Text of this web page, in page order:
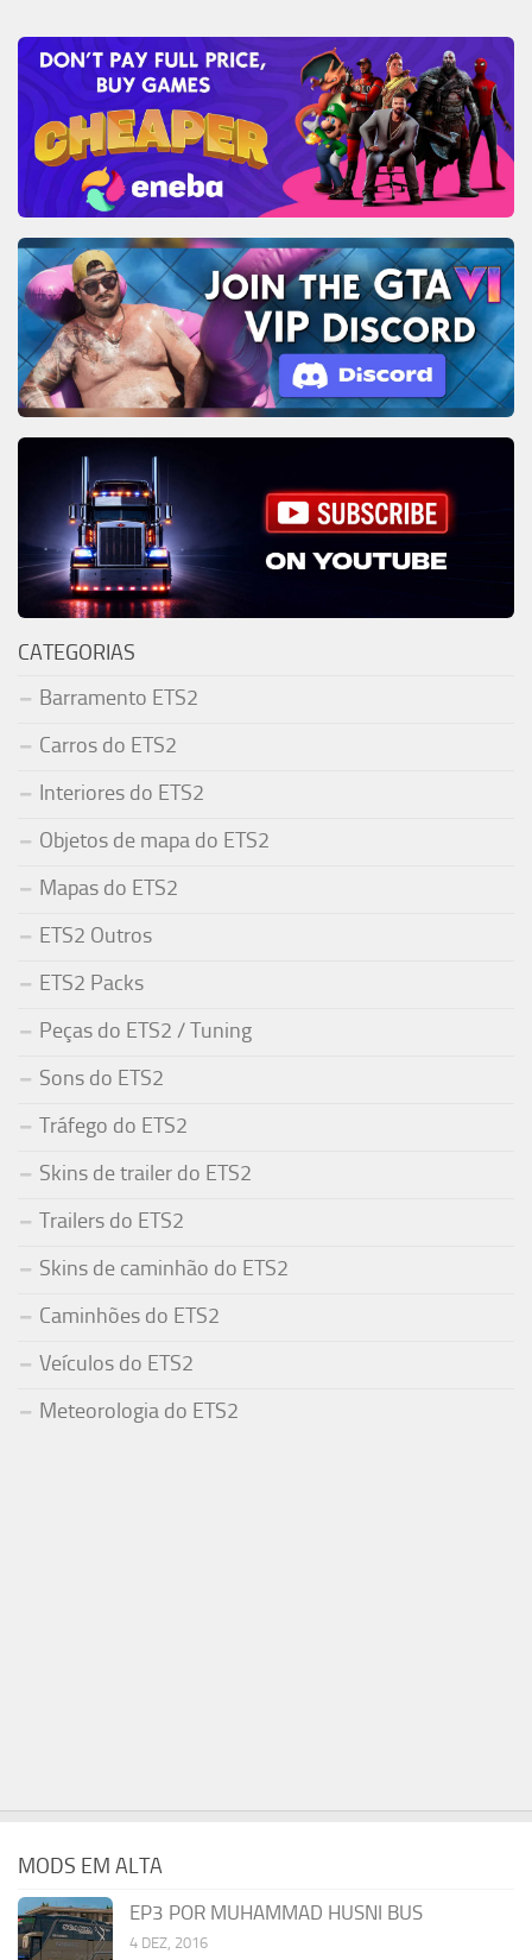
CATEGORIAS
Barramento ETS2
Carros do ETS2
Interiores do ETS2
Objetos de mapa do ETS2
Mapas do ETS2
ETS2 Outros
ETS2 Packs
Peças do ETS2 / Tuning
Sons do ETS2
Tráfego do ETS2
Skins de trailer do ETS2
Trailers do ETS2
Skins de caminhão do ETS2
Caminhões do ETS2
Veículos do ETS2
Meteorologia do ETS2
MODS EM ALTA
EP3 POR MUHAMMAD HUSNI BUS
4 DEZ, 2016